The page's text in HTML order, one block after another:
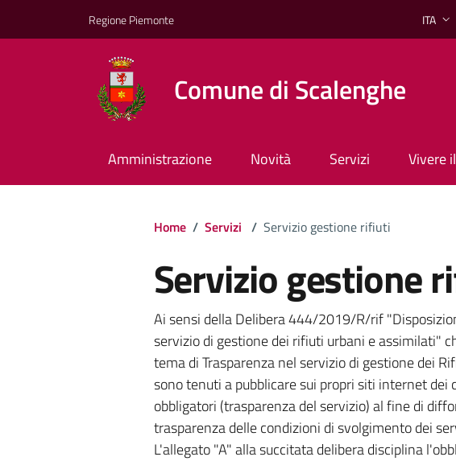
Regione Piemonte Lingua
ITA
Comune di Scalenghe
Amministrazione Novità Servizi Vivere
Home / Servizi / Servizio gestione rifiuti
Servizio gestione
Ai sensi della Delibera 444/2019/R/rif
servizio di gestione dei rifiuti urbani e assimilati"
tema di Trasparenza nel servizio di gestione dei
sono tenuti a pubblicare sui propri siti internet
obbligatori (trasparenza del servizio) al fine di
trasparenza delle condizioni di svolgimento dei
L'allegato "A" alla succitata delibera disciplina